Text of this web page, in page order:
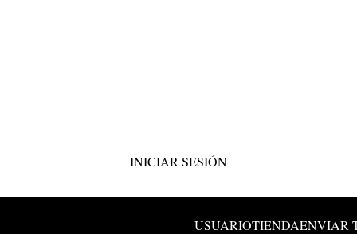
INICIAR SESIÓN
USUARIOTIENDAENVIAR